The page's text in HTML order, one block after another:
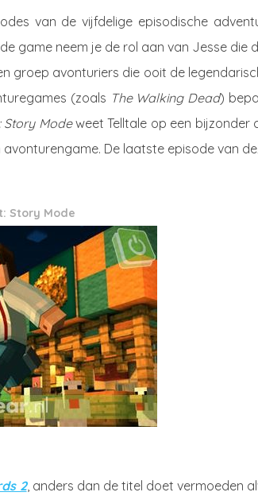
van de vijfdelige episodische
game neem je de rol aan van Jesse die
groep avonturiers die ooit de
(zoals The Walking Dead)
Story Modeweet Telltale op een bijzonder
De laatste episode van
Story Mode
2, anders dan de titel doet vermoeden